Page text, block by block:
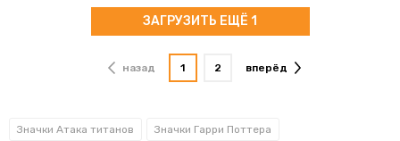
ЗАГРУЗИТЬ ЕЩЁ 1
назад 1 2 вперёд
Значки Атака титанов Значки Гарри Поттера